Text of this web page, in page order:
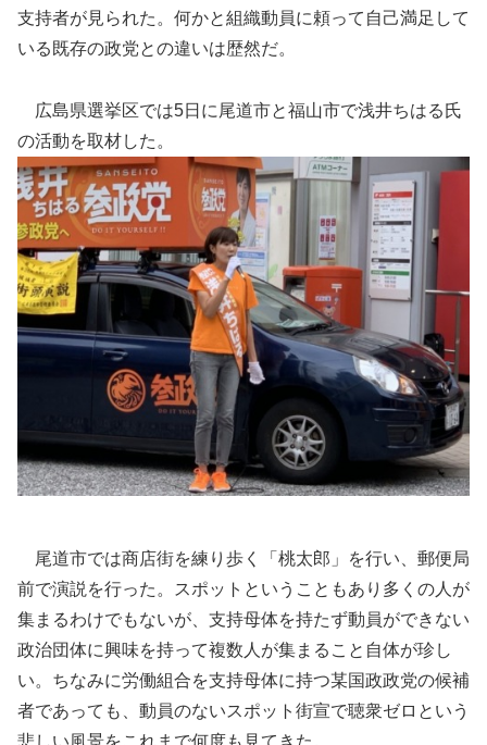
支持者が見られた。何かと組織動員に頼って自己満足して
いる既存の政党との違いは歴然だ。
広島県選挙区では5日に尾道市と福山市で浅井ちはる氏
の活動を取材した。
尾道市では商店街を練り歩く「桃太郎」を行い、郵便局
前で演説を行った。スポットということもあり多くの人が
集まるわけでもないが、支持母体を持たず動員ができない
政治団体に興味を持って複数人が集まること自体が珍し
い。ちなみに労働組合を支持母体に持つ某国政政党の候補
者であっても、動員のないスポット街宣で聴衆ゼロという
悲しい風景をこれまで何度も見てきた。